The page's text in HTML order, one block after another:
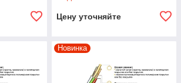
Цену уточняйте
Новинка